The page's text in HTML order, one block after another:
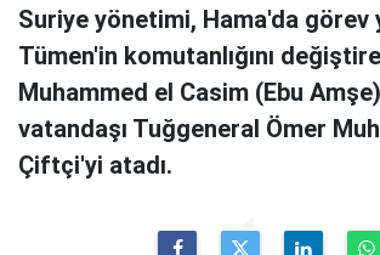
Suriye yönetimi, Hama'da görev
Tümen'in komutanlığını
Muhammed el Casim (Ebu
vatandaşı Tuğgeneral Ömer
Çiftçi'yi atadı.